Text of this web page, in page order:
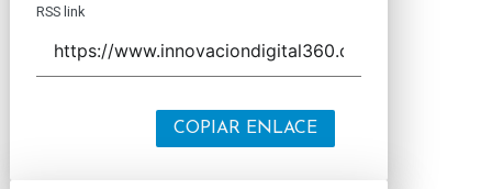
RSS link
COPIAR ENLACE